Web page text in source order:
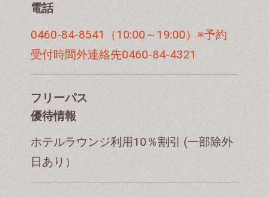
電話
0460-84-8541（10:00～19:00）※予約
受付時間外連絡先0460-84-4321
フリーパス
優待情報
ホテルラウンジ利用10％割引 (一部除外
日あり）